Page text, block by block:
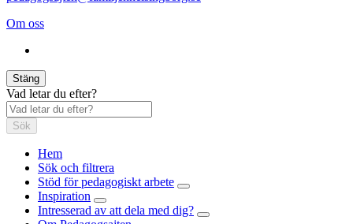
Om oss
Stäng
Vad letar du efter?
Sök
Hem
Sök och filtrera
Stöd för pedagogiskt arbete
Inspiration
Intresserad av att dela med dig?